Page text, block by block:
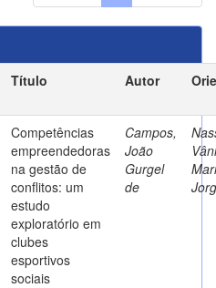
Título Autor
Competências
empreendedoras
na gestão de
conflitos: um
estudo
exploratório em
clubes
esportivos
sociais
Campos,
João
Gurgel
de